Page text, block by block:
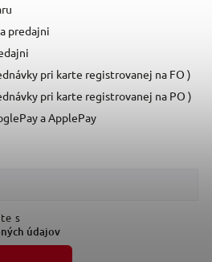
predajni
pri karte registrovanej na FO )
pri karte registrovanej na PO )
a ApplePay
s
údajov